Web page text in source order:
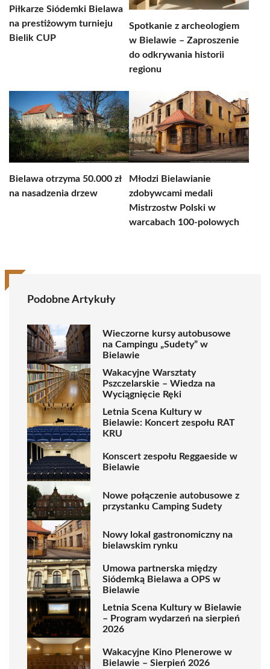
Piłkarze Siódemki Bielawa
na prestiżowym turnieju
Bielik CUP
Spotkanie z archeologiem
w Bielawie – Zaproszenie
do odkrywania historii
regionu
Bielawa otrzyma 50.000 zł
na nasadzenia drzew
Młodzi Bielawianie
zdobywcami medali
Mistrzostw Polski w
warcabach 100-polowych
Podobne Artykuły
Wieczorne kursy autobusowe
na Campingu „Sudety” w
Bielawie
Wakacyjne Warsztaty
Pszczelarskie – Wiedza na
Wyciągnięcie Ręki
Letnia Scena Kultury w
Bielawie: Koncert zespołu RAT
KRU
Konscert zespołu Reggaeside w
Bielawie
Nowe połączenie autobusowe z
przystanku Camping Sudety
Nowy lokal gastronomiczny na
bielawskim rynku
Umowa partnerska między
Siódemką Bielawa a OPS w
Bielawie
Letnia Scena Kultury w Bielawie
– Program wydarzeń na sierpień
2026
Wakacyjne Kino Plenerowe w
Bielawie – Sierpień 2026